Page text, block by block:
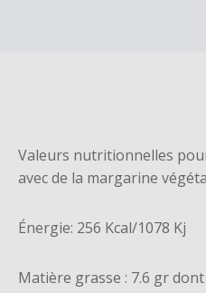
Valeurs nutritionnelles
avec de la margarine
Énergie: 256 Kcal/1078 Kj
Matière grasse : 7.6 gr